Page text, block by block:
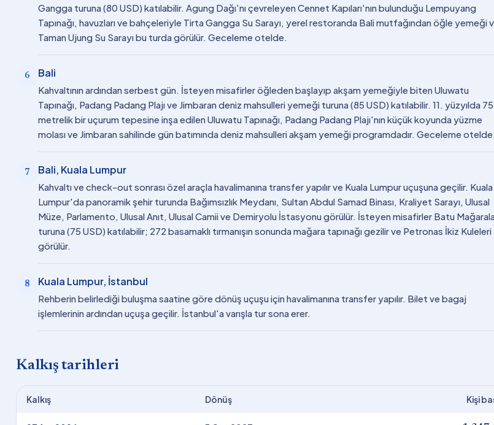
Gangga turuna (80 USD) katılabilir. Agung Dağı'nı çevreleyen Cennet Kapıları'nın bulunduğu Lempuyang
Tapınağı, havuzları ve bahçeleriyle Tirta Gangga Su Sarayı, yerel restoranda Bali mutfağından öğle yemeği
Taman Ujung Su Sarayı bu turda görülür. Geceleme otelde.
6 Bali
Kahvaltının ardından serbest gün. İsteyen misafirler öğleden başlayıp akşam yemeğiyle biten Uluwatu
Tapınağı, Padang Padang Plajı ve Jimbaran deniz mahsulleri yemeği turuna (85 USD) katılabilir. 11. yüzyılda 75
metrelik bir uçurum tepesine inşa edilen Uluwatu Tapınağı, Padang Padang Plajı'nın küçük koyunda yüzme
molası ve Jimbaran sahilinde gün batımında deniz mahsulleri akşam yemeği programdadır. Geceleme otelde.
7 Bali, Kuala Lumpur
Kahvaltı ve check-out sonrası özel araçla havalimanına transfer yapılır ve Kuala Lumpur uçuşuna geçilir. Kuala
Lumpur'da panoramik şehir turunda Bağımsızlık Meydanı, Sultan Abdul Samad Binası, Kraliyet Sarayı, Ulusal
Müze, Parlamento, Ulusal Anıt, Ulusal Camii ve Demiryolu İstasyonu görülür. İsteyen misafirler Batu
turuna (75 USD) katılabilir; 272 basamaklı tırmanışın sonunda mağara tapınağı gezilir ve Petronas İkiz Kuleleri
görülür.
8 Kuala Lumpur, İstanbul
Rehberin belirlediği buluşma saatine göre dönüş uçuşu için havalimanına transfer yapılır. Bilet ve bagaj
işlemlerinin ardından uçuşa geçilir. İstanbul'a varışla tur sona erer.
Kalkış tarihleri
Kalkış Dönüş Kişi